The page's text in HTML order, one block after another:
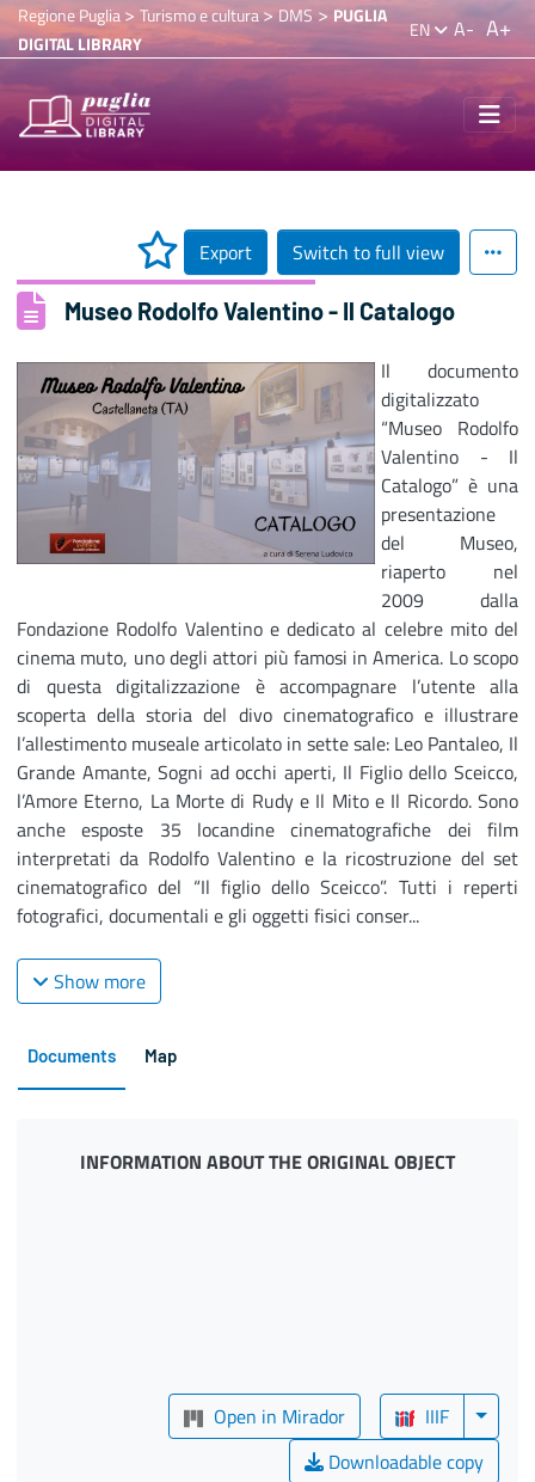
Regione Puglia> Turismo e cultura>DMS > PUGLIA
DIGITAL LIBRARY
EN A- A+
Export Switch to full view
Museo Rodolfo Valentino - Il Catalogo
Il documento
digitalizzato
“Museo Rodolfo
Valentino - Il
Catalogo” è una
presentazione
del Museo,
riaperto nel
2009 dalla
Fondazione Rodolfo Valentino e dedicato al celebre mito del
cinema muto, uno degli attori più famosi in America. Lo scopo
di questa digitalizzazione è accompagnare l’utente alla
scoperta della storia del divo cinematografico e illustrare
l’allestimento museale articolato in sette sale: Leo Pantaleo, Il
Grande Amante, Sogni ad occhi aperti, Il Figlio dello Sceicco,
l’Amore Eterno, La Morte di Rudy e Il Mito e Il Ricordo. Sono
anche esposte 35 locandine cinematografiche dei film
interpretati da Rodolfo Valentino e la ricostruzione del set
cinematografico del “Il figlio dello Sceicco”. Tutti i reperti
fotografici, documentali e gli oggetti fisici conser...
Show more
Documents Map
INFORMATION ABOUT THE ORIGINAL OBJECT
Open in Mirador
IIIF
Downloadable copy